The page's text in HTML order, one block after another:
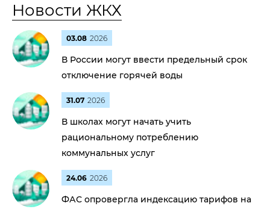
Новости ЖКХ
03.08 2026
В России могут ввести предельный срок
отключение горячей воды
31.07 2026
В школах могут начать учить
рациональному потреблению
коммунальных услуг
24.06 2026
ФАС опровергла индексацию тарифов на